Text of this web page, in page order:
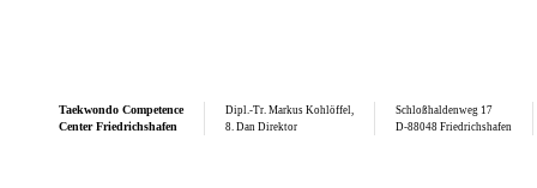
Taekwondo Competence
Center Friedrichshafen
Dipl.-Tr. Markus Kohlöffel,
8. Dan Direktor
Schloßhaldenweg 17
D-88048 Friedrichshafen